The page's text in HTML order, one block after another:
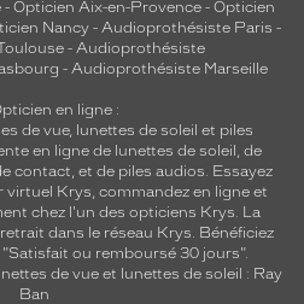
- Opticien Aix-en-Provence - Opticien
Nancy - Audioprothésiste Paris -
- Audioprothésiste
- Audioprothésiste Marseille
en ligne :
de vue, lunettes de soleil et piles
en ligne de lunettes de soleil, de
contact , et de piles audios. Essayez
Krys, commandez en ligne et
chez l'un des opticiens Krys. La
dans le réseau Krys. Bénéficiez
ou remboursé 30 jours".
de vue et lunettes de soleil : Ray
Ban